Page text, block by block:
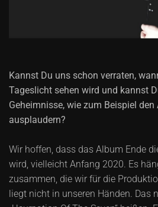
Kannst Du uns schon verraten,
Tageslicht sehen wird und kannst
Geheimnisse, wie zum Beispiel
ausplaudern?
Wir hoffen, dass das Album Ende
wird, vielleicht Anfang 2020. Es
zusammen, die wir für die
liegt nicht in unseren Händen. Das